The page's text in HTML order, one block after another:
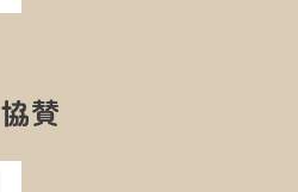
協賛